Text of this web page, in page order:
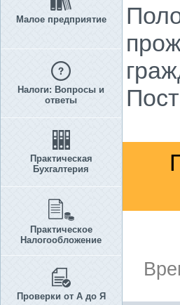
Малое предприятие
Налоги: Вопросы и
ответы
Практическая
Бухгалтерия
Практическое
Налогообложение
Проверки от А до Я